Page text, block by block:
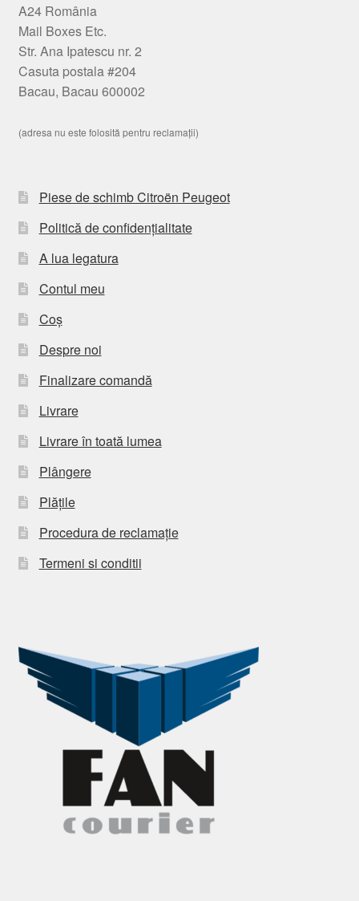
A24 România
Mail Boxes Etc.
Str. Ana Ipatescu nr. 2
Casuta postala #204
Bacau, Bacau 600002
(adresa nu este folosită pentru reclamații)
Piese de schimb Citroën Peugeot
Politică de confidențialitate
A lua legatura
Contul meu
Coș
Despre noi
Finalizare comandă
Livrare
Livrare în toată lumea
Plângere
Plățile
Procedura de reclamație
Termeni si conditii